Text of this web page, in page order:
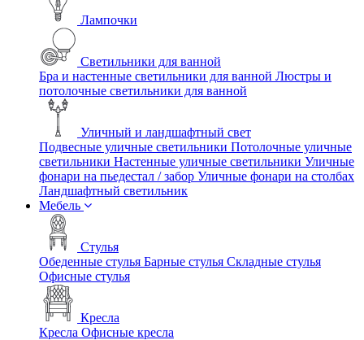
Лампочки
Светильники для ванной
Бра и настенные светильники для ванной Люстры и
потолочные светильники для ванной
Уличный и ландшафтный свет
Подвесные уличные светильники Потолочные уличные
светильники Настенные уличные светильники Уличные
фонари на пьедестал / забор Уличные фонари на столбах
Ландшафтный светильник
Мебель
Стулья
Обеденные стулья Барные стулья Складные стулья
Офисные стулья
Кресла
Кресла Офисные кресла